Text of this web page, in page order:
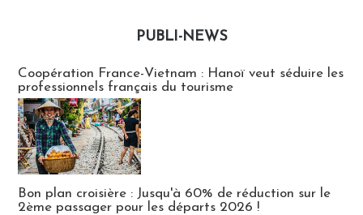
PUBLI-NEWS
Coopération France-Vietnam : Hanoï veut séduire les
professionnels français du tourisme
Bon plan croisière : Jusqu'à 60% de réduction sur le
2ème passager pour les départs 2026 !